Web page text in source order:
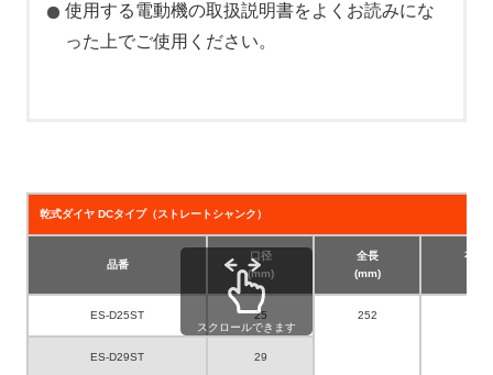
使用する電動機の取扱説明書をよくお読みにな
った上でご使用ください。
乾式ダイヤ DCタイプ（ストレートシャンク）
品番
口径
(mm)
全長
(mm)
有効
ES-D25ST 25 252
ES-D29ST 29
スクロールできます